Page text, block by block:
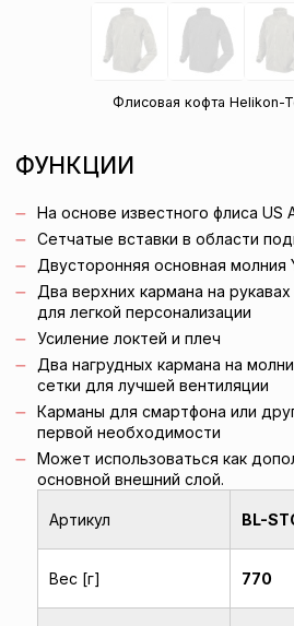
Флисовая кофта Helikon-
ФУНКЦИИ
На основе известного флиса US
Сетчатые вставки в области
Двусторонняя основная молния
Два верхних кармана на
для легкой персонализации
Усиление локтей и плеч
Два нагрудных кармана на
сетки для лучшей вентиляции
Карманы для смартфона или
первой необходимости
Может использоваться как
основной внешний слой.
Артикул BL-
Вес [г] 770